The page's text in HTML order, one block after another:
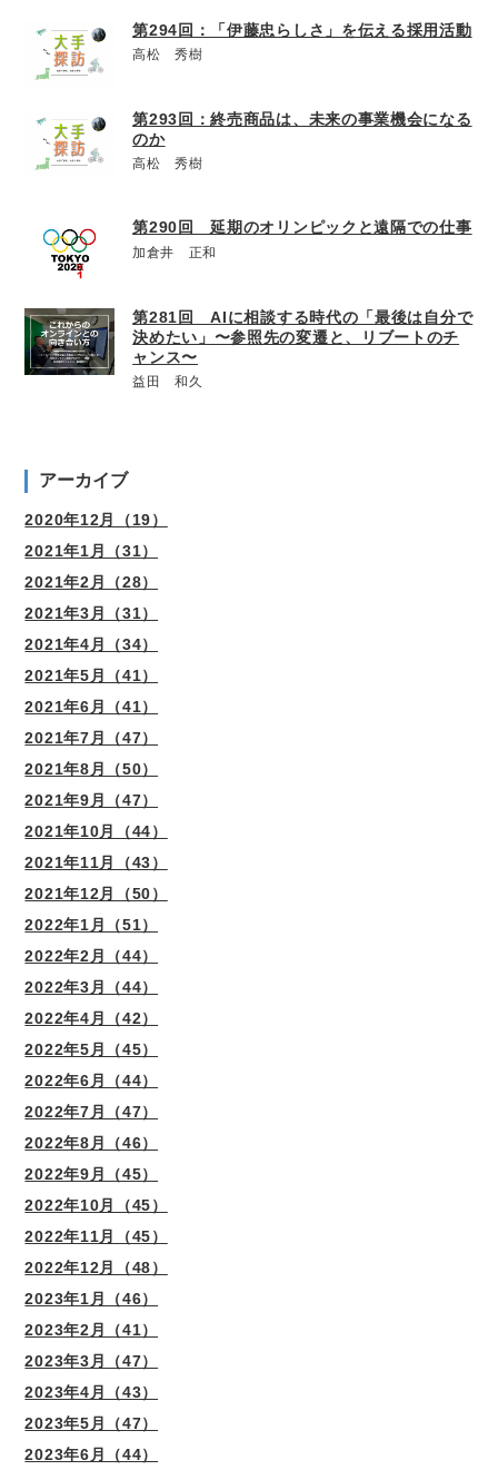
第294回：「伊藤忠らしさ」を伝える採用活動
高松 秀樹
第293回：終売商品は、未来の事業機会になる
のか
高松 秀樹
第290回 延期のオリンピックと遠隔での仕事
加倉井 正和
第281回 AIに相談する時代の「最後は自分で
決めたい」〜参照先の変遷と、リブートのチ
ャンス〜
益田 和久
アーカイブ
2020年12月（19）
2021年1月（31）
2021年2月（28）
2021年3月（31）
2021年4月（34）
2021年5月（41）
2021年6月（41）
2021年7月（47）
2021年8月（50）
2021年9月（47）
2021年10月（44）
2021年11月（43）
2021年12月（50）
2022年1月（51）
2022年2月（44）
2022年3月（44）
2022年4月（42）
2022年5月（45）
2022年6月（44）
2022年7月（47）
2022年8月（46）
2022年9月（45）
2022年10月（45）
2022年11月（45）
2022年12月（48）
2023年1月（46）
2023年2月（41）
2023年3月（47）
2023年4月（43）
2023年5月（47）
2023年6月（44）